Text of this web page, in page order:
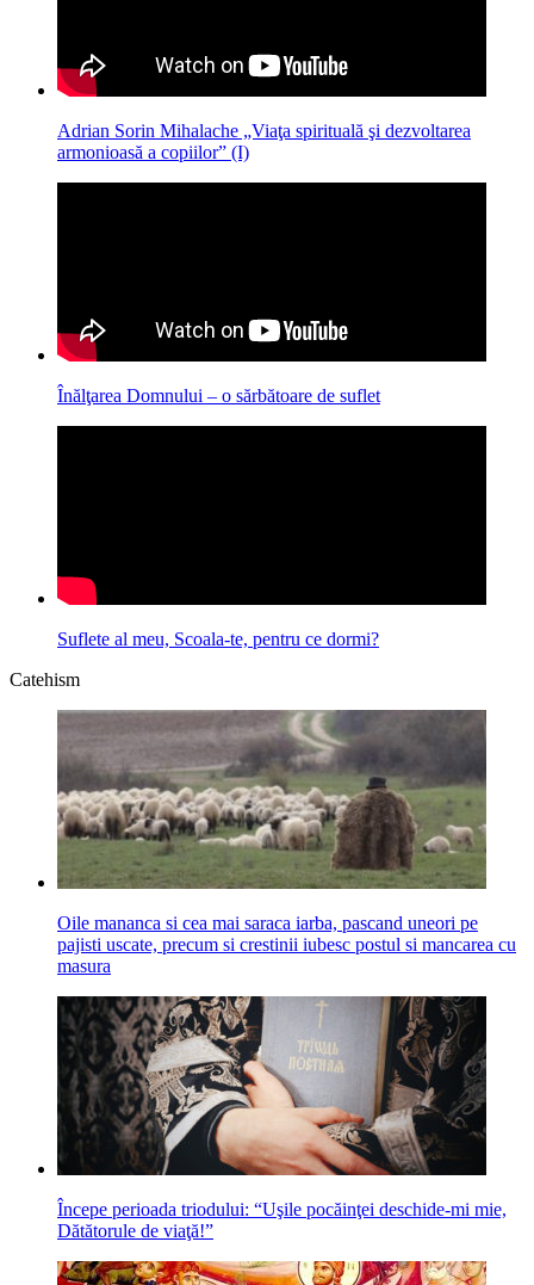
Adrian Sorin Mihalache „Viaţa spirituală şi dezvoltarea
armonioasă a copiilor” (I)
Înălţarea Domnului – o sărbătoare de suflet
Suflete al meu, Scoala-te, pentru ce dormi?
Catehism
Oile mananca si cea mai saraca iarba, pascand uneori pe
pajisti uscate, precum si crestinii iubesc postul si mancarea cu
masura
Începe perioada triodului: “Uşile pocăinţei deschide-mi mie,
Dătătorule de viaţă!”